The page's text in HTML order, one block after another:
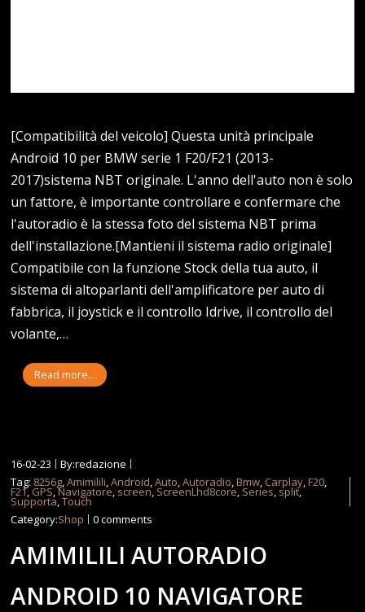
[Compatibilità del veicolo] Questa unità principale
Android 10 per BMW serie 1 F20/F21 (2013-
2017)sistema NBT originale. L'anno dell'auto non è solo
un fattore, è importante controllare e confermare che
l'autoradio è la stessa foto del sistema NBT prima
dell'installazione.[Mantieni il sistema radio originale]
Compatibile con la funzione Stock della tua auto, il
sistema di altoparlanti dell'amplificatore per auto di
fabbrica, il joystick e il controllo Idrive, il controllo del
volante,…
Read more...
16-02-23
By:redazione
Tag: 8256g,Amimilili,Android,Auto,Autoradio,Bmw, Carplay,F20,
F21, GPS,Navigatore, screen, ScreenLhd8core, Series, split,
Supporta,Touch
Category:Shop 0 comments
AMIMILILI AUTORADIO
ANDROID 10 NAVIGATORE